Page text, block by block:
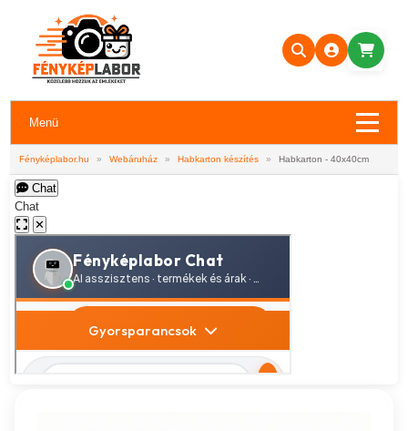
Menü
Fényképlabor.hu » Webáruház » Habkarton készítés » Habkarton - 40x40cm
Chat
Chat
✕